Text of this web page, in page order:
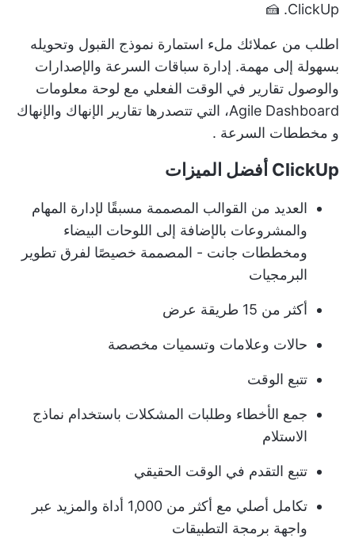
ClickUp. 🍰
اطلب من عملائك ملء استمارة نموذج القبول وتحويله
بسهولة إلى مهمة. إدارة سباقات السرعة والإصدارات
والوصول تقارير في الوقت الفعلي مع لوحة معلومات
Agile Dashboard، التي تتصدرها تقارير الإنهاك والإنهاك
و مخططات السرعة .
ClickUp أفضل الميزات
العديد من القوالب المصممة مسبقًا لإدارة المهام
والمشروعات بالإضافة إلى اللوحات البيضاء
ومخططات جانت - المصممة خصيصًا لفرق تطوير
البرمجيات
أكثر من 15 طريقة عرض
حالات وعلامات وتسميات مخصصة
تتبع الوقت
جمع الأخطاء وطلبات المشكلات باستخدام نماذج
الاستلام
تتبع التقدم في الوقت الحقيقي
تكامل أصلي مع أكثر من 1,000 أداة والمزيد عبر
واجهة برمجة التطبيقات